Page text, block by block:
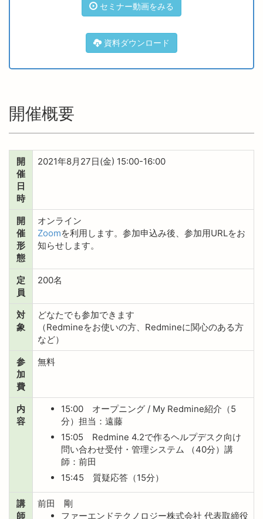
セミナー動画をみる
資料ダウンロード
開催概要
開
催
日
時
2021年8月27日(金) 15:00-16:00
開
催
形
態
オンライン
Zoomを利用します。参加申込み後、参加用URLをお
知らせします。
定
員
200名
対
象
どなたでも参加できます
（Redmineをお使いの方、Redmineに関心のある方
など）
参
加
費
無料
内
容
15:00 オープニング / My Redmine紹介（5
分）担当：遠藤
15:05 Redmine 4.2で作るヘルプデスク向け
問い合わせ受付・管理システム （40分）講
師：前田
15:45 質疑応答（15分）
講
師
前田 剛
ファーエンドテクノロジー株式会社 代表取締役